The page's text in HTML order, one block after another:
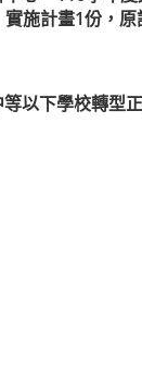
施計畫1份，
以下學校轉型